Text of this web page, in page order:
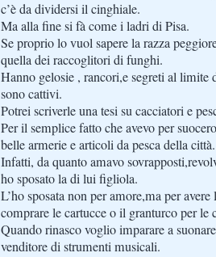
c’è da dividersi il cinghiale.
Ma alla fine si fà come i ladri di Pisa.
Se proprio lo vuol sapere la razza
quella dei raccoglitori di funghi.
Hanno gelosie , rancori,e segreti al limite
sono cattivi.
Potrei scriverle una tesi su cacciatori e
Per il semplice fatto che avevo per
belle armerie e articoli da pesca della città.
Infatti, da quanto amavo
ho sposato la di lui figliola.
L’ho sposata non per amore,ma per
comprare le cartucce o il granturco per le
Quando rinasco voglio imparare a
venditore di strumenti musicali.